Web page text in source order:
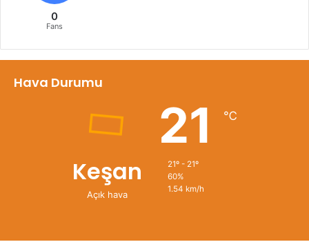
0
Fans
Hava Durumu
Keşan
Açık hava
21 ℃
21º - 21º
60%
1.54 km/h